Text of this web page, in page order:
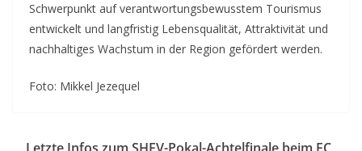
Schwerpunkt auf verantwortungsbewusstem Tourismus
entwickelt und langfristig Lebensqualität, Attraktivität und
nachhaltiges Wachstum in der Region gefördert werden.
Foto: Mikkel Jezequel